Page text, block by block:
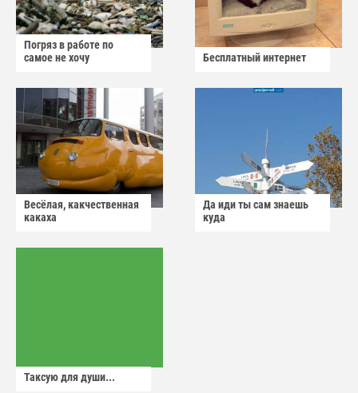
Погряз в работе по
самое не хочу
Бесплатный интернет
Весёлая, какчественная
какаха
Да иди ты сам знаешь
куда
Таксую для души...